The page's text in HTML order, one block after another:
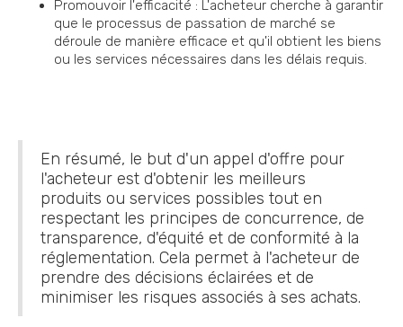
Promouvoir l'efficacité : L'acheteur cherche à garantir
que le processus de passation de marché se
déroule de manière efficace et qu'il obtient les biens
ou les services nécessaires dans les délais requis.
En résumé, le but d'un appel d'offre pour
l'acheteur est d'obtenir les meilleurs
produits ou services possibles tout en
respectant les principes de concurrence, de
transparence, d'équité et de conformité à la
réglementation. Cela permet à l'acheteur de
prendre des décisions éclairées et de
minimiser les risques associés à ses achats.